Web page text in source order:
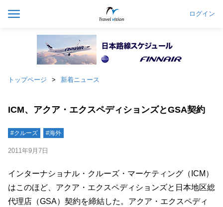
ログイン
トップページ 新着ニュース
ICM、アクア・エクスペディションズとGSA契約
#クルーズ #海外
2011年9月7日
インターナショナル・クルーズ・マーケティング（ICM）
はこのほど、アクア・エクスペディションズと日本地区総
代理店（GSA）契約を締結した。アクア・エクスペディ